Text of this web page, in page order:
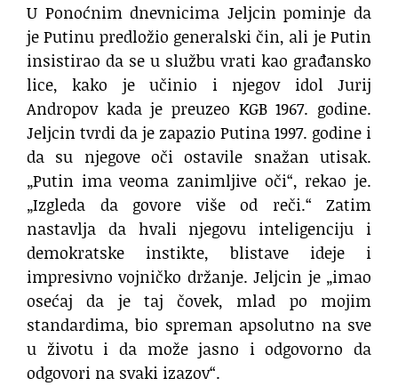
U Ponoćnim dnevnicima Jeljcin pominje da
je Putinu predložio generalski čin, ali je Putin
insistirao da se u službu vrati kao građansko
lice, kako je učinio i njegov idol Jurij
Andropov kada je preuzeo KGB 1967. godine.
Jeljcin tvrdi da je zapazio Putina 1997. godine i
da su njegove oči ostavile snažan utisak.
„Putin ima veoma zanimljive oči“, rekao je.
„Izgleda da govore više od reči.“ Zatim
nastavlja da hvali njegovu inteligenciju i
demokratske instikte, blistave ideje i
impresivno vojničko držanje. Jeljcin je „imao
osećaj da je taj čovek, mlad po mojim
standardima, bio spreman apsolutno na sve
u životu i da može jasno i odgovorno da
odgovori na svaki izazov“.